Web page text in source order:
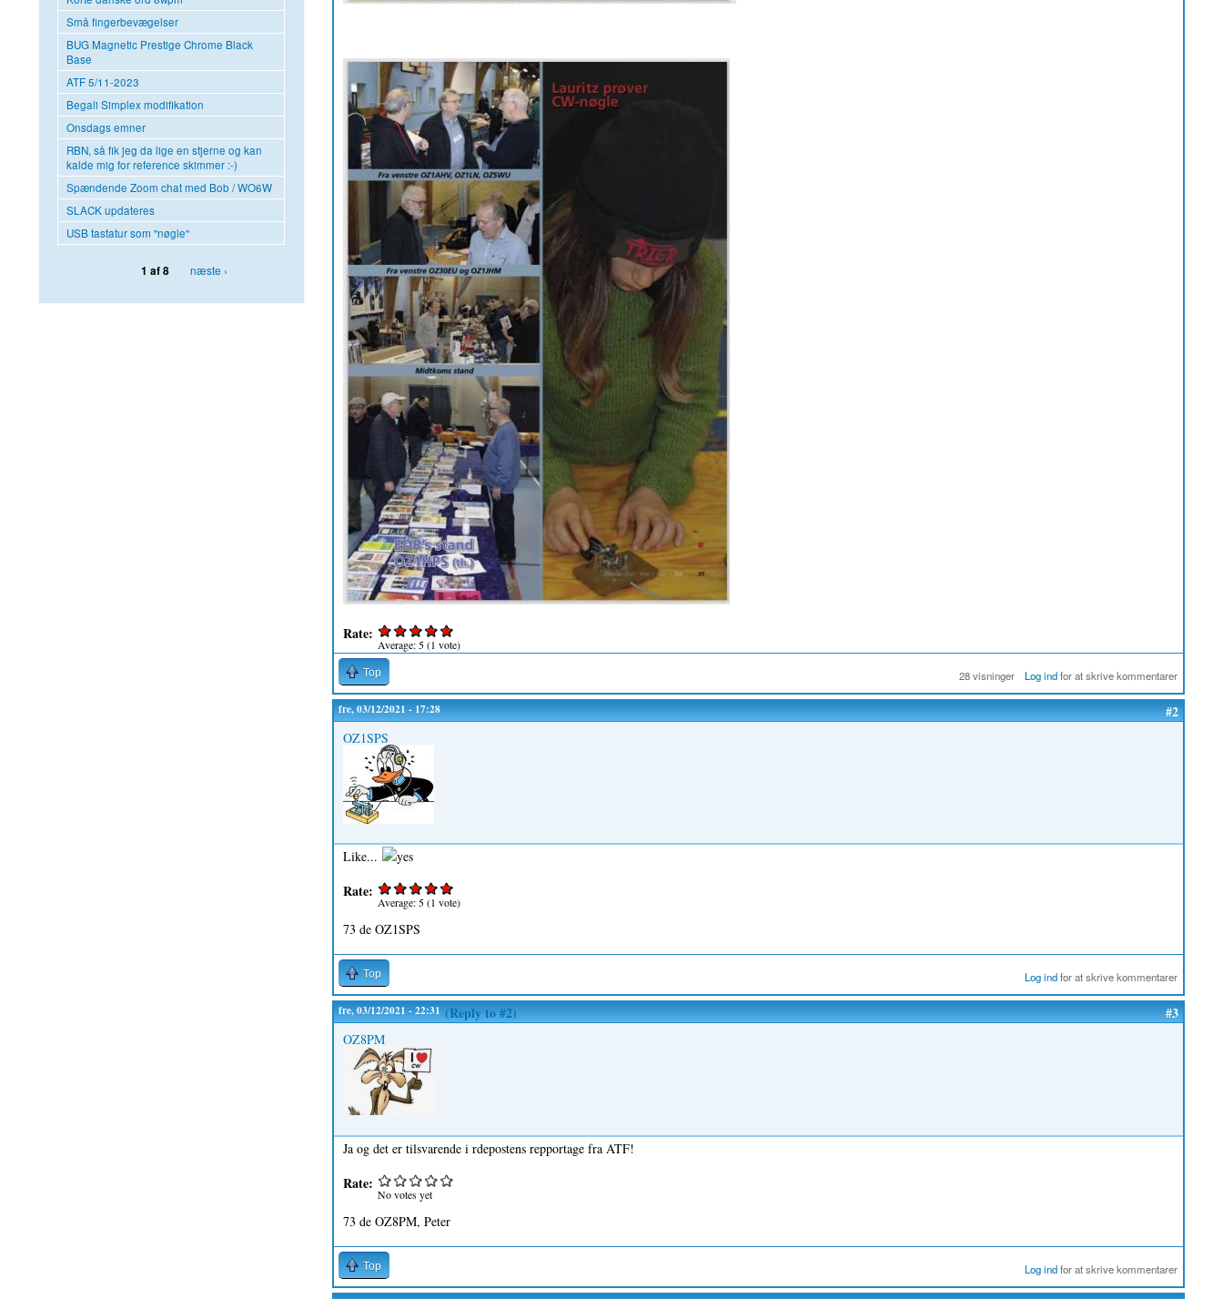
Rate:
Average:5 (1 vote)
Top 28 visninger Log indfor at skrive kommentarer
fre, 03/12/2021 - 17:28 #2
OZ1SPS
Like...
Rate:
Average: 5 (1 vote)
73 de OZ1SPS
Top Log indfor at skrive kommentarer
fre, 03/12/2021 - 22:31 (Reply to #2) #3
OZ8PM
Ja og det er tilsvarende i rdepostens repportage fra ATF!
Rate:
No votes yet
73 de OZ8PM, Peter
Top Log indfor at skrive kommentarer
Små fingerbevægelser
BUG Magnetic Prestige Chrome Black
Base
ATF 5/11-2023
Begali Simplex modifikation
Onsdags emner
RBN, så fik jeg da lige en stjerne og kan
kalde mig for reference skimmer :-)
Spændende Zoom chat med Bob / WO6W
SLACK updateres
USB tastatur som "nøgle"
1 af 8 næste ›